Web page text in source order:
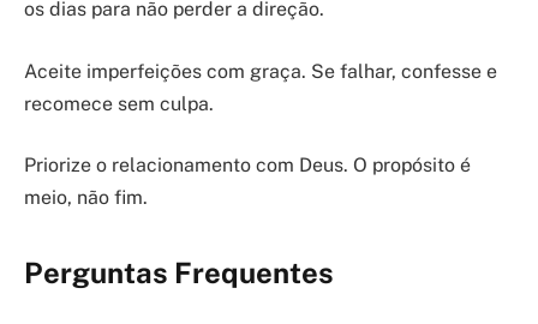
os dias para não perder a direção.
Aceite imperfeições com graça. Se falhar, confesse e
recomece sem culpa.
Priorize o relacionamento com Deus. O propósito é
meio, não fim.
Perguntas Frequentes